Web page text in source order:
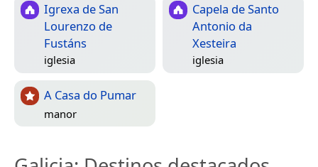
Igrexa de San
Lourenzo de
Fustáns
iglesia
Capela de Santo
Antonio da
Xesteira
iglesia
A Casa do Pumar
manor